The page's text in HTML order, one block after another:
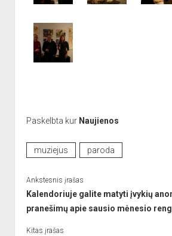
Paskelbta kur Naujienos
muziejus paroda
Ankstesnis įrašas
Kalendoriuje galite matyti įvykių
pranešimų apie sausio mėnesio
Kitas įrašas